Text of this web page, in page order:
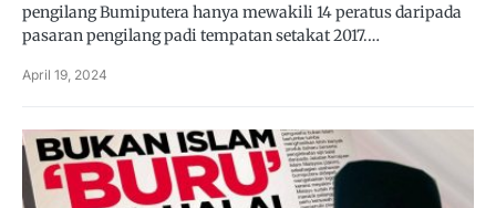
pengilang Bumiputera hanya mewakili 14 peratus daripada
pasaran pengilang padi tempatan setakat 2017.…
April 19, 2024